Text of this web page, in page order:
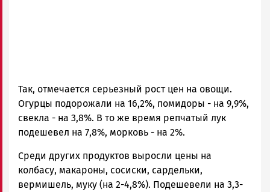
Так, отмечается серьезный рост цен на овощи.
Огурцы подорожали на 16,2%, помидоры - на 9,9%,
свекла - на 3,8%. В то же время репчатый лук
подешевел на 7,8%, морковь - на 2%.
Среди других продуктов выросли цены на
колбасу, макароны, сосиски, сардельки,
вермишель, муку (на 2-4,8%). Подешевели на 3,3-